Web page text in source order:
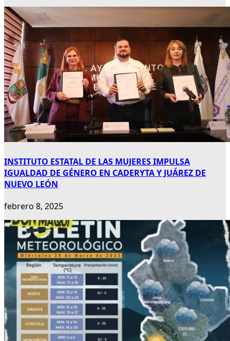
INSTITUTO ESTATAL DE LAS MUJERES IMPULSA
IGUALDAD DE GÉNERO EN CADERYTA Y JUÁREZ DE
NUEVO LEÓN
febrero 8, 2025